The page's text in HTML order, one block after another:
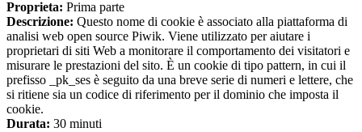
Proprieta: Prima parte
Descrizione: Questo nome di cookie è associato alla piattaforma di
analisi web open source Piwik. Viene utilizzato per aiutare i
proprietari di siti Web a monitorare il comportamento dei visitatori e
misurare le prestazioni del sito. È un cookie di tipo pattern, in cui il
prefisso _pk_ses è seguito da una breve serie di numeri e lettere, che
si ritiene sia un codice di riferimento per il dominio che imposta il
cookie.
Durata: 30 minuti